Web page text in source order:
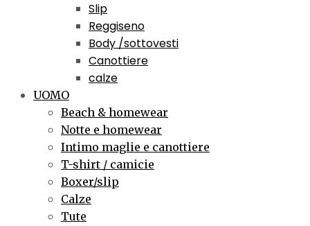
Slip
Reggiseno
Body /sottovesti
Canottiere
calze
UOMO
Beach & homewear
Notte e homewear
Intimo maglie e canottiere
T-shirt / camicie
Boxer/slip
Calze
Tute